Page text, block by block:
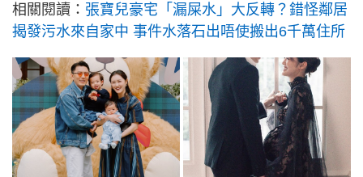
相關閱讀： 張寶兒豪宅「漏屎水」大反轉？錯怪鄰居
揭發污水來自家中 事件水落石出唔使搬出6千萬住所